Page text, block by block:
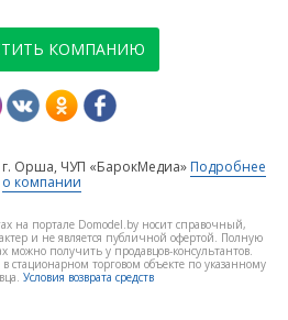
КОМПАНИЮ
Орша, ЧУП «БарокМедиа» Подробнее
о компании
на портале Domodel.by носит справочный,
и не является публичной офертой. Полную
можно получить у продавцов-консультантов.
в стационарном торговом объекте по указанному
Условия возврата средств